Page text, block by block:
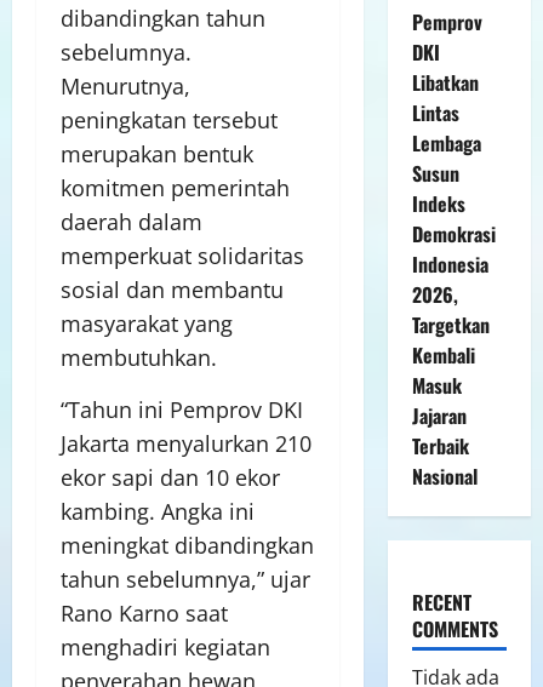
dibandingkan tahun
sebelumnya.
Menurutnya,
peningkatan tersebut
merupakan bentuk
komitmen pemerintah
daerah dalam
memperkuat solidaritas
sosial dan membantu
masyarakat yang
membutuhkan.
“Tahun ini Pemprov DKI
Jakarta menyalurkan 210
ekor sapi dan 10 ekor
kambing. Angka ini
meningkat dibandingkan
tahun sebelumnya,” ujar
Rano Karno saat
menghadiri kegiatan
penyerahan hewan
Pemprov
DKI
Libatkan
Lintas
Lembaga
Susun
Indeks
Demokrasi
Indonesia
2026,
Targetkan
Kembali
Masuk
Jajaran
Terbaik
Nasional
RECENT
COMMENTS
Tidak ada